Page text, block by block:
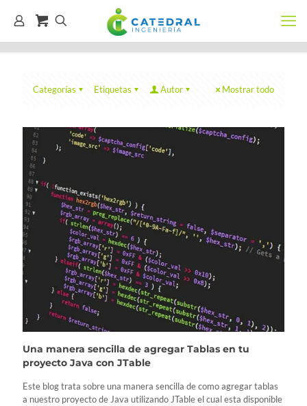
Categorías Etiquetas Autor Mostrar todo
Una manera sencilla de agregar Tablas en tu
proyecto Java con JTable
Este blog trata sobre una manera sencilla de como agregar tablas
a nuestro proyecto de Java utilizando JTable el cual esta disponible